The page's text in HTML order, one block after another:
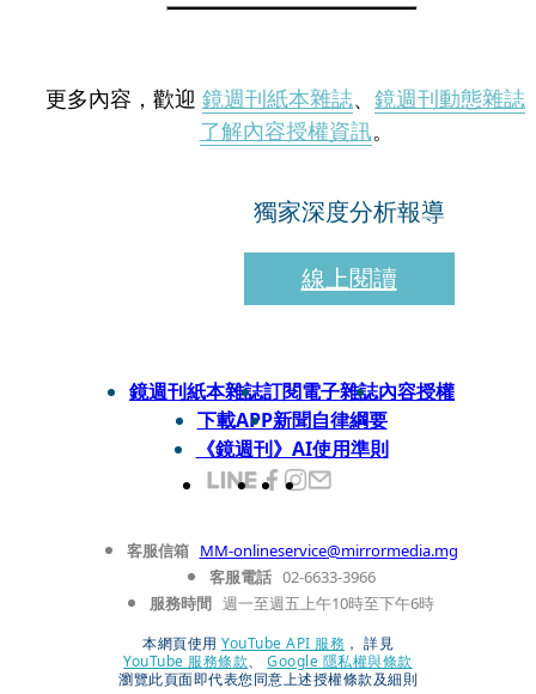
更多內容，歡迎 鏡週刊紙本雜誌、 鏡週刊動態雜誌
了解內容授權資訊。
獨家深度分析報導
線上閱讀
鏡週刊紙本雜誌訂閱電子雜誌內容授權
下載APP新聞自律綱要
《鏡週刊》AI使用準則
客服信箱 MM-onlineservice@mirrormedia.mg
客服電話 02-6633-3966
服務時間 週一至週五上午10時至下午6時
本網頁使用 YouTube API 服務 ， 詳見
YouTube 服務條款、
Google 隱私權與條款
瀏覽此頁面即代表您同意上述授權條款及細則